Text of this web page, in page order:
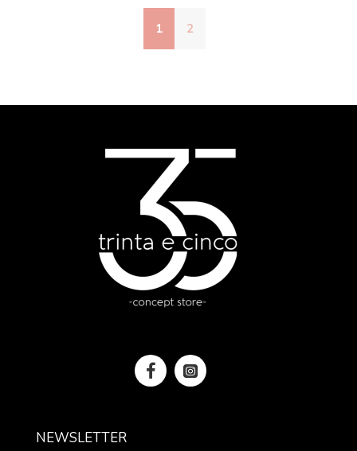
1 2
NEWSLETTER